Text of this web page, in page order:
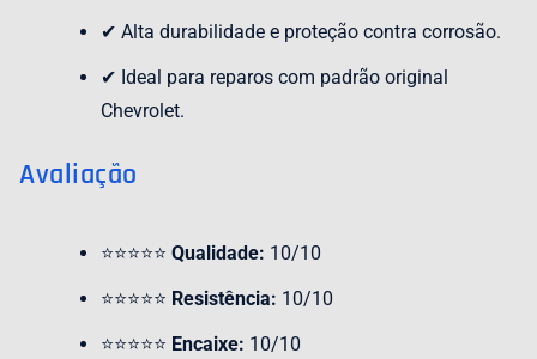
✔ Alta durabilidade e proteção contra corrosão.
✔ Ideal para reparos com padrão original
Chevrolet.
Avaliação
⭐⭐⭐⭐⭐ Qualidade: 10/10
⭐⭐⭐⭐⭐ Resistência: 10/10
⭐⭐⭐⭐⭐ Encaixe: 10/10